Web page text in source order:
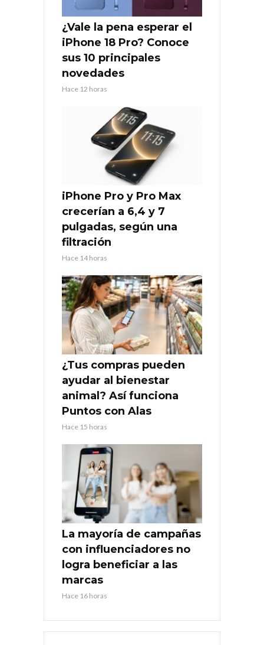
¿Vale la pena esperar el
iPhone 18 Pro? Conoce
sus 10 principales
novedades
Hace 12 horas
iPhone Pro y Pro Max
crecerían a 6,4 y 7
pulgadas, según una
filtración
Hace 14 horas
¿Tus compras pueden
ayudar al bienestar
animal? Así funciona
Puntos con Alas
Hace 15 horas
La mayoría de campañas
con influenciadores no
logra beneficiar a las
marcas
Hace 16 horas